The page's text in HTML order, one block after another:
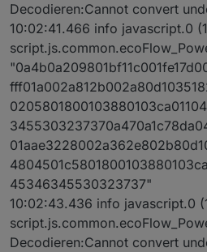
Decodieren:Cannot convert
10:02:41.466 info javascript.0
45346345530323737"
10:02:43.436 info javascript.0
Decodieren:Cannot convert